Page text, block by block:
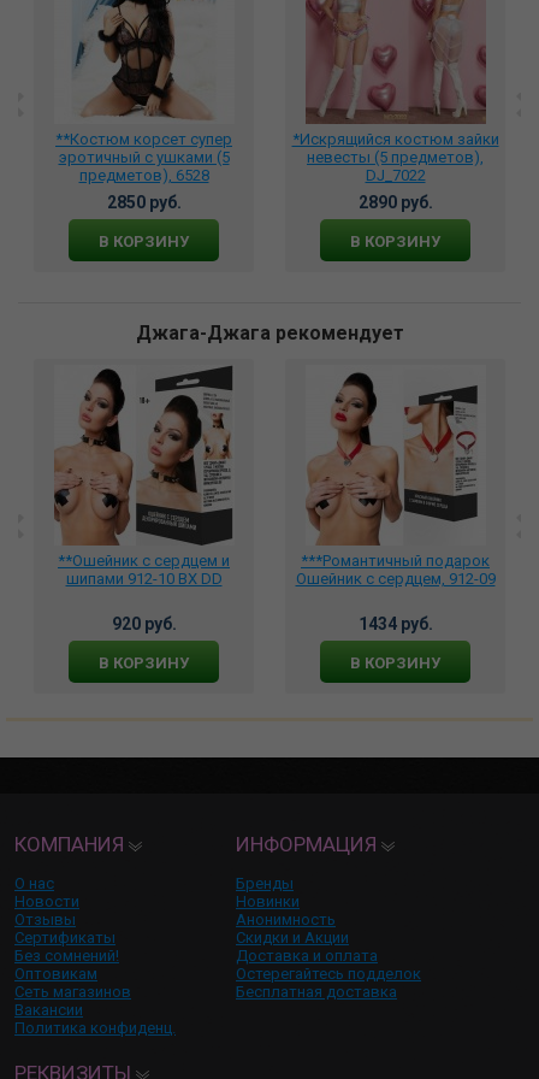
**Костюм корсет супер
эротичный с ушками (5
предметов), 6528
2850 руб.
В КОРЗИНУ
*Искрящийся костюм зайки
невесты (5 предметов),
DJ_7022
2890 руб.
В КОРЗИНУ
Джага-Джага рекомендует
**Ошейник с сердцем и
шипами 912-10 BX DD
920 руб.
В КОРЗИНУ
***Романтичный подарок
Ошейник с сердцем, 912-09
1434 руб.
В КОРЗИНУ
КОМПАНИЯ
О нас
Новости
Отзывы
Сертификаты
Без сомнений!
Оптовикам
Сеть магазинов
Вакансии
Политика конфиденц.
ИНФОРМАЦИЯ
Бренды
Новинки
Анонимность
Скидки и Акции
Доставка и оплата
Остерегайтесь подделок
Бесплатная доставка
РЕКВИЗИТЫ